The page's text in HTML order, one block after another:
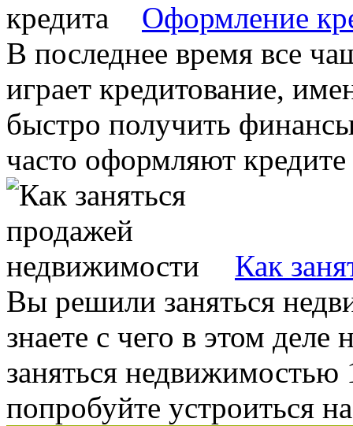
Оформление
В последнее время все
играет кредитование,
быстро получить
часто оформляют
Как
Вы решили заняться
знаете с чего в этом
заняться
попробуйте устроиться